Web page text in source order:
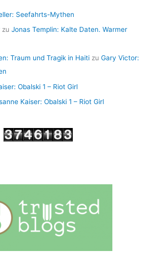
Seefahrts-Mythen
zu Jonas Templin: Kalte Daten. Warmer
Traum und Tragik in Haiti zu Gary Victor:
Obalski 1 – Riot Girl
Kaiser: Obalski 1 – Riot Girl